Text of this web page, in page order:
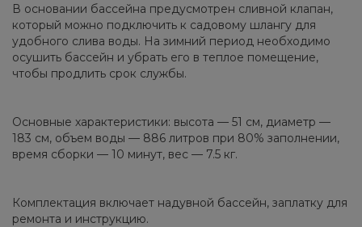
В основании бассейна предусмотрен сливной клапан,
который можно подключить к садовому шлангу для
удобного слива воды. На зимний период необходимо
осушить бассейн и убрать его в теплое помещение,
чтобы продлить срок службы.
Основные характеристики: высота — 51 см, диаметр —
183 см, объем воды — 886 литров при 80% заполнении,
время сборки — 10 минут, вес — 7.5 кг.
Комплектация включает надувной бассейн, заплатку для
ремонта и инструкцию.